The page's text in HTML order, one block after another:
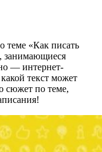
теме «Как писать
занимающиеся
— интернет-
текст может
сюжет по теме,